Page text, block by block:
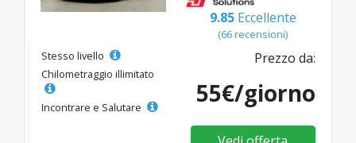
9.85 Eccellente
(66 recensioni)
Stesso livello
Chilometraggio illimitato
Incontrare e Salutare
Prezzo da:
55€/giorno